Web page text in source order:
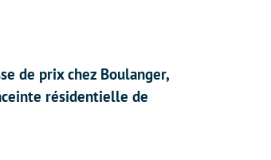
de prix chez Boulanger,
résidentielle de